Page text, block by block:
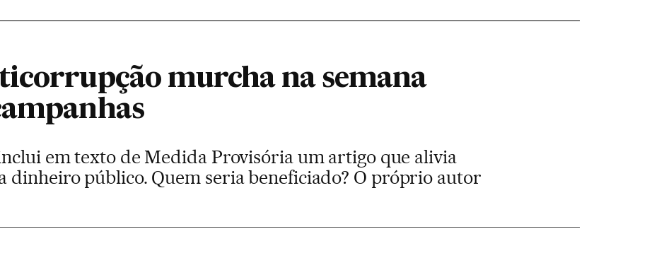
murcha na semana
em texto de Medida Provisória um artigo que alivia
dinheiro público. Quem seria beneficiado? O próprio autor